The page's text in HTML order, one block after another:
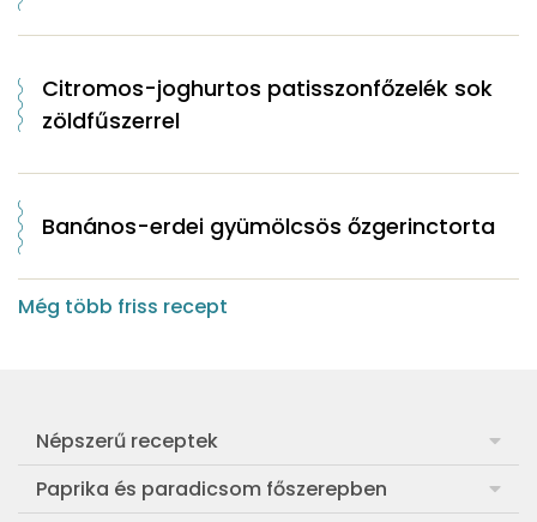
Citromos-joghurtos patisszonfőzelék sok
zöldfűszerrel
Banános-erdei gyümölcsös őzgerinctorta
Még több friss recept
Népszerű receptek
Frankfurti leves
Paprika és paradicsom főszerepben